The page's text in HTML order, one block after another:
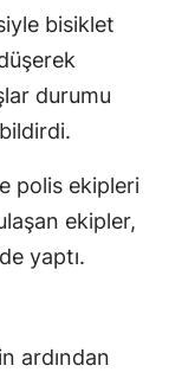
bisiklet
durumu
polis ekipleri
ekipler,
yaptı.
ardından